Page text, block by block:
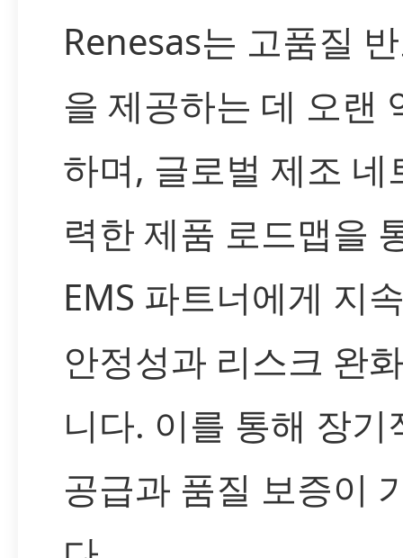
Renesas는 고품질
을 제공하는 데 오랜
하며, 글로벌 제조 네
력한 제품 로드맵을
EMS 파트너에게 지
안정성과 리스크 완
니다. 이를 통해 장기
공급과 품질 보증이